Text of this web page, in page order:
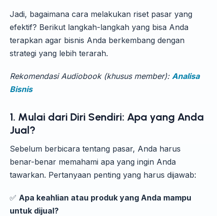
Jadi, bagaimana cara melakukan riset pasar yang
efektif? Berikut langkah-langkah yang bisa Anda
terapkan agar bisnis Anda berkembang dengan
strategi yang lebih terarah.
Rekomendasi Audiobook (khusus member): Analisa
Bisnis
1. Mulai dari Diri Sendiri: Apa yang Anda
Jual?
Sebelum berbicara tentang pasar, Anda harus
benar-benar memahami apa yang ingin Anda
tawarkan. Pertanyaan penting yang harus dijawab:
✅ Apa keahlian atau produk yang Anda mampu
untuk dijual?